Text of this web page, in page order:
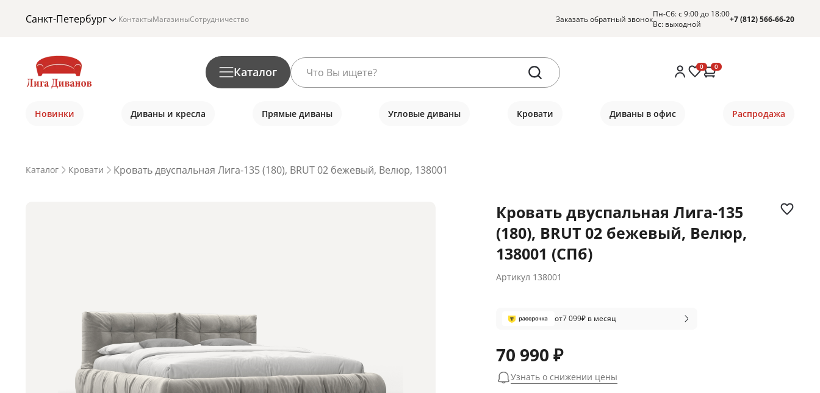
Санкт-Петербург КонтактыМагазиныСотрудничество Заказать обратный звонокПн-Сб: с 9:00 до 18:00
Вс: выходной
+7 (812) 566-66-20
Каталог 0 0
Новинки Диваны и кресла Прямые диваны Угловые диваны Кровати Диваны в офис Распродажа
Каталог Кровати Кровать двуспальная Лига-135 (180), BRUT 02 бежевый, Велюр, 138001
Кровать двуспальная Лига-135
(180), BRUT 02 бежевый, Велюр,
138001 (СПб)
Артикул 138001
от7 099₽ в месяц
70 990 ₽
Узнать о снижении цены